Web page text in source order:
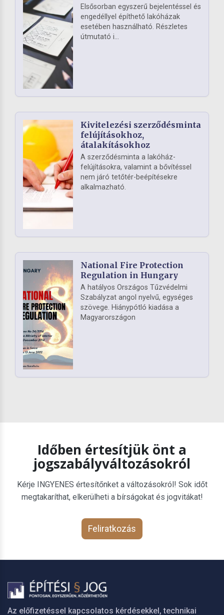
Elsősorban egyszerű bejelentéssel és
engedéllyel építhető lakóházak
esetében használható. Részletes
útmutató i...
Kivitelezési szerződésminta
felújításokhoz,
átalakításokhoz
A szerződésminta a lakóház-
felújításokra, valamint a bővítéssel
nem járó tetőtér-beépítésekre
alkalmazható.
National Fire Protection
Regulation in Hungary
A hatályos Országos Tűzvédelmi
Szabályzat angol nyelvű, egységes
szövege. Hiánypótló kiadása a
Magyarországon
Időben értesítjük önt a
jogszabályváltozásokról
Kérje INGYENES értesítőnket a változásokról! Sok időt
megtakaríthat, elkerülheti a bírságokat és jogvitákat!
Feliratkozás
Az előfizetéssel kapcsolatos kérdésekkel, technikai